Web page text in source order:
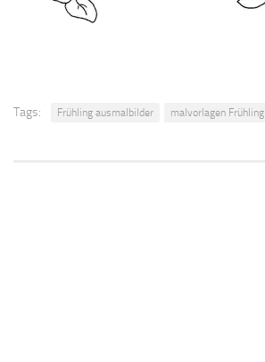
Tags: Frühling ausmalbilder malvorlagen Frühling